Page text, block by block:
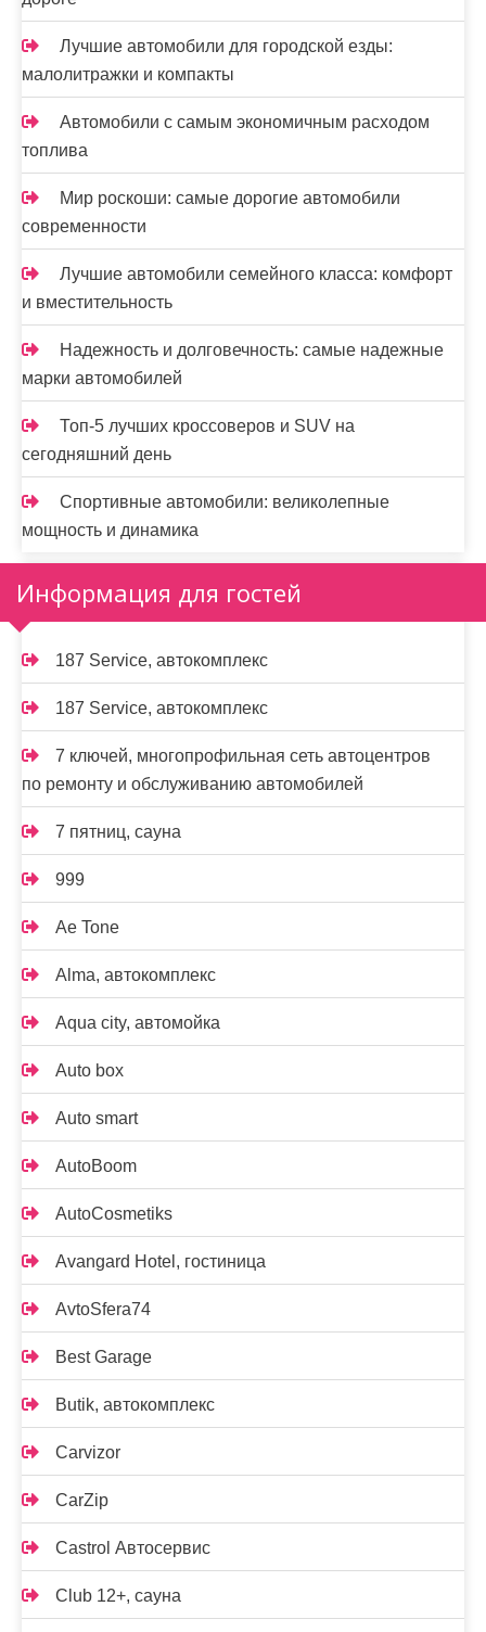
Лучшие автомобили для городской езды:
малолитражки и компакты
Автомобили с самым экономичным расходом
топлива
Мир роскоши: самые дорогие автомобили
современности
Лучшие автомобили семейного класса: комфорт
и вместительность
Надежность и долговечность: самые надежные
марки автомобилей
Топ-5 лучших кроссоверов и SUV на
сегодняшний день
Спортивные автомобили: великолепные
мощность и динамика
Информация для гостей
187 Service, автокомплекс
187 Service, автокомплекс
7 ключей, многопрофильная сеть автоцентров
по ремонту и обслуживанию автомобилей
7 пятниц, сауна
999
Ae Tone
Alma, автокомплекс
Aqua city, автомойка
Auto box
Auto smart
AutoBoom
AutoCosmetiks
Avangard Hotel, гостиница
AvtoSfera74
Best Garage
Butik, автокомплекс
Carvizor
CarZip
Castrol Автосервис
Club 12+, сауна